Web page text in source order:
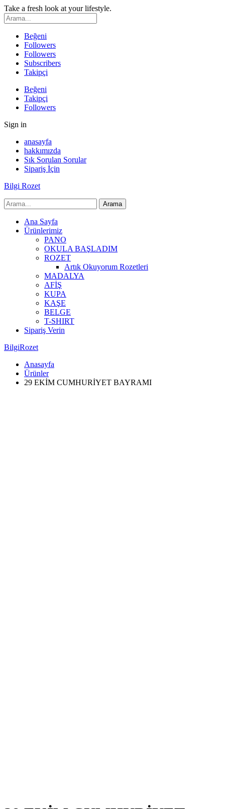
Take a fresh look at your lifestyle.
Beğeni
Followers
Followers
Subscribers
Takipçi
Beğeni
Takipçi
Followers
Sign in
anasayfa
hakkımızda
Sık Sorulan Sorular
Sipariş İçin
Bilgi Rozet
Ana Sayfa
Ürünlerimiz
PANO
OKULA BAŞLADIM
ROZET
Artık Okuyorum Rozetleri
MADALYA
AFİŞ
KUPA
KAŞE
BELGE
T-SHIRT
Sipariş Verin
BilgiRozet
Anasayfa
Ürünler
29 EKİM CUMHURİYET BAYRAMI